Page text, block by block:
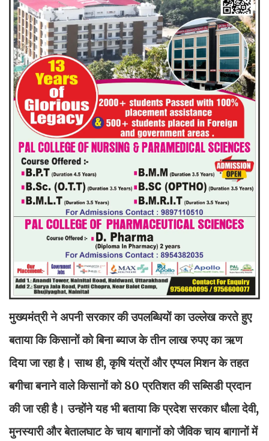
मुख्यमंत्री ने अपनी सरकार की उपलब्धियों का उल्लेख करते हुए
बताया कि किसानों को बिना ब्याज के तीन लाख रुपए का ऋण
दिया जा रहा है। साथ ही, कृषि यंत्रों और एप्पल मिशन के तहत
बगीचा बनाने वाले किसानों को 80 प्रतिशत की सब्सिडी प्रदान
की जा रही है। उन्होंने यह भी बताया कि प्रदेश सरकार धौला देवी,
मुनस्यारी और बेतालघाट के चाय बागानों को जैविक चाय बागानों में